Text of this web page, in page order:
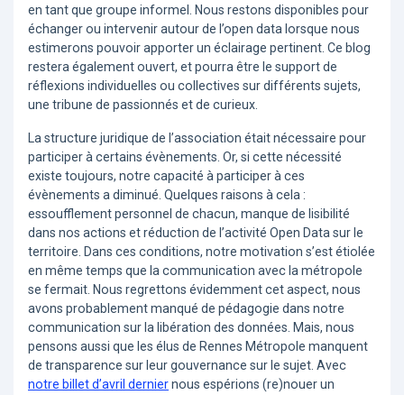
en tant que groupe informel. Nous restons disponibles pour
échanger ou intervenir autour de l’open data lorsque nous
estimerons pouvoir apporter un éclairage pertinent. Ce blog
restera également ouvert, et pourra être le support de
réflexions individuelles ou collectives sur différents sujets,
une tribune de passionnés et de curieux.
La structure juridique de l’association était nécessaire pour
participer à certains évènements. Or, si cette nécessité
existe toujours, notre capacité à participer à ces
évènements a diminué. Quelques raisons à cela :
essoufflement personnel de chacun, manque de lisibilité
dans nos actions et réduction de l’activité Open Data sur le
territoire. Dans ces conditions, notre motivation s’est étiolée
en même temps que la communication avec la métropole
se fermait. Nous regrettons évidemment cet aspect, nous
avons probablement manqué de pédagogie dans notre
communication sur la libération des données. Mais, nous
pensons aussi que les élus de Rennes Métropole manquent
de transparence sur leur gouvernance sur le sujet. Avec
notre billet d’avril derniernous espérions (re)nouer un